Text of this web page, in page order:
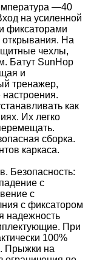
—40
на усиленной
фиксаторами
открывания. На
чехлы,
Батут SunHop
и
тренажер,
как
Их легко
сборка.
каркаса.
Безопасность:
с
с
с фиксатором
надежность
При
100%
Прыжки на